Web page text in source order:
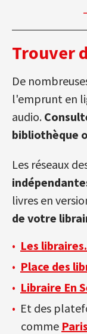
Trouver
De
l'emprunt en
audio.
bibliothèque
Les réseaux
livres en
de votre
Les
Place des
Libraire En
Et des
comme